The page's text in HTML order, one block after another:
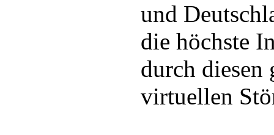
und
die höchste
durch diesen
virtuellen